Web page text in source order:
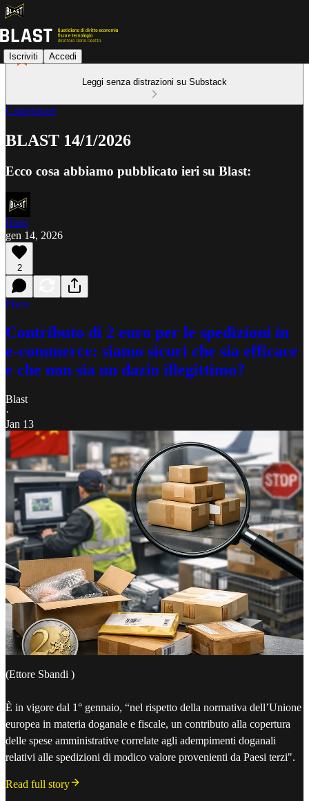
Iscriviti Accedi
Leggi senza distrazioni su Substack
Contenitore
BLAST 14/1/2026
Ecco cosa abbiamo pubblicato ieri su Blast:
Blast
gen 14, 2026
2
Fisco
Contributo di 2 euro per le spedizioni in
e-commerce: siamo sicuri che sia efficace
e che non sia un dazio illegittimo?
Blast
·
Jan 13
(Ettore Sbandi )
È in vigore dal 1° gennaio, “nel rispetto della normativa dell’Unione
europea in materia doganale e fiscale, un contributo alla copertura
delle spese amministrative correlate agli adempimenti doganali
relativi alle spedizioni di modico valore provenienti da Paesi terzi".
Read full story